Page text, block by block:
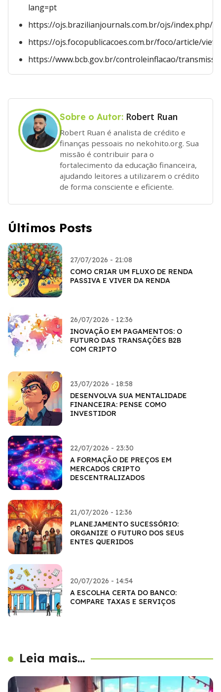
lang=pt
https://ojs.brazilianjournals.com.br/ojs/index.php/
https://ojs.focopublicacoes.com.br/foco/article/
https://www.bcb.gov.br/controleinflacao/
Sobre o Autor: Robert Ruan
Robert Ruan é analista de crédito e
finanças pessoais no nekohito.org. Sua
missão é contribuir para o
fortalecimento da educação financeira,
ajudando leitores a utilizarem o crédito
de forma consciente e eficiente.
Últimos Posts
27/07/2026 - 21:08
COMO CRIAR UM FLUXO DE RENDA
PASSIVA E VIVER DA RENDA
26/07/2026 - 12:36
INOVAÇÃO EM PAGAMENTOS: O
FUTURO DAS TRANSAÇÕES B2B
COM CRIPTO
23/07/2026 - 18:58
DESENVOLVA SUA MENTALIDADE
FINANCEIRA: PENSE COMO
INVESTIDOR
22/07/2026 - 23:30
A FORMAÇÃO DE PREÇOS EM
MERCADOS CRIPTO
DESCENTRALIZADOS
21/07/2026 - 12:36
PLANEJAMENTO SUCESSÓRIO:
ORGANIZE O FUTURO DOS SEUS
ENTES QUERIDOS
20/07/2026 - 14:54
A ESCOLHA CERTA DO BANCO:
COMPARE TAXAS E SERVIÇOS
Leia mais...